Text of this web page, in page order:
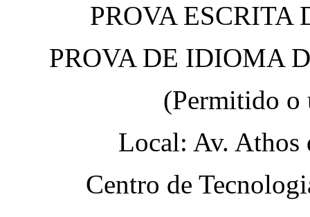
PROVA ESCRITA
PROVA DE IDIOMA
(Permitido o
Local: Av. Athos
Centro de